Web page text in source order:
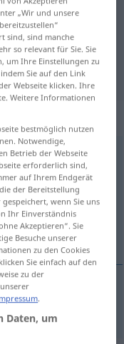
antippen)
„Wir und unsere
sind, sind manche
so relevant für Sie. Sie
um Ihre Einstellungen zu
Sie auf den Link
Webseite klicken. Ihre
Weitere Informationen
bestmöglich nutzen
Notwendige,
Betrieb der Webseite
erforderlich sind,
auf Ihrem Endgerät
der Bereitstellung
wenn Sie uns
Ihr Einverständnis
Akzeptieren“. Sie
Besuche unserer
zu den Cookies
Sie einfach auf den
zu der
.
Daten, um